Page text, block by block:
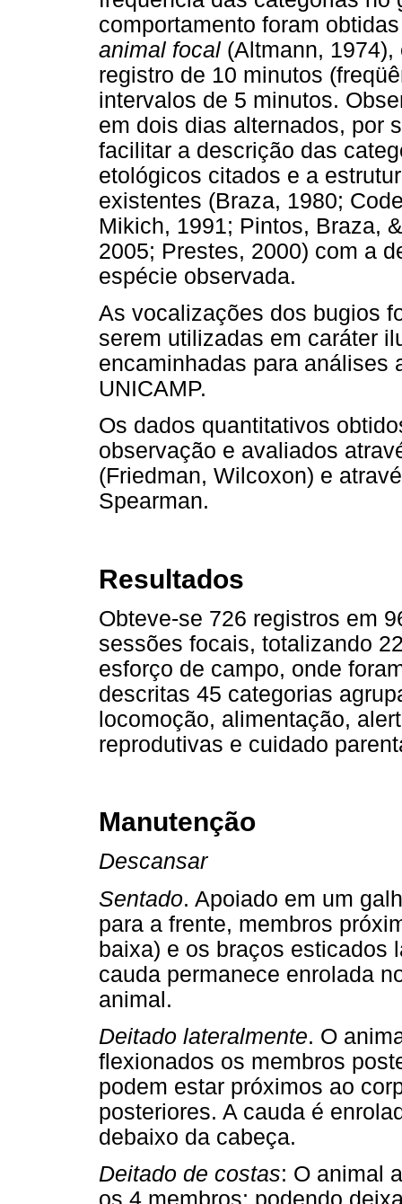
comportamento foram
animal focal (Altmann,
registro de 10 minutos
intervalos de 5 minutos.
em dois dias alternados, por
facilitar a descrição das
etológicos citados e a
existentes (Braza, 1980;
Mikich, 1991; Pintos, Braza,
2005; Prestes, 2000) com a
espécie observada.
As vocalizações dos bugios
serem utilizadas em caráter
encaminhadas para análises
UNICAMP.
Os dados quantitativos
observação e avaliados
(Friedman, Wilcoxon) e
Spearman.
Resultados
Obteve-se 726 registros em
sessões focais, totalizando
esforço de campo, onde
descritas 45 categorias
locomoção, alimentação,
reprodutivas e cuidado
Manutenção
Descansar
Sentado. Apoiado em um
para a frente, membros
baixa) e os braços esticados
cauda permanece enrolada
animal.
Deitado lateralmente. O
flexionados os membros
podem estar próximos ao
posteriores. A cauda é
debaixo da cabeça.
Deitado de costas: O animal
os 4 membros; podendo